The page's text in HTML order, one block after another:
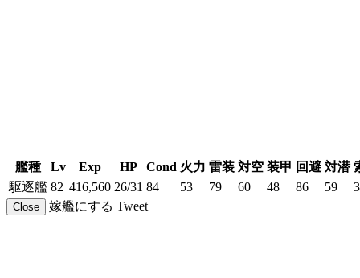
艦種 Lv Exp HP Cond 火力 雷装 対空 装甲 回避 対潜
駆逐艦 82 416,560 26/31 84 53 79 60 48 86 59
Close 嫁艦にする Tweet